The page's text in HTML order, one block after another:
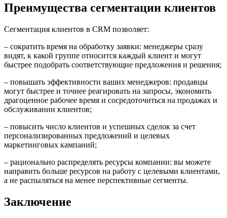
Преимущества сегментации клиентов
Сегментация клиентов в CRM позволяет:
– сократить время на обработку заявки: менеджеры сразу
видят, к какой группе относится каждый клиент и могут
быстрее подобрать соответствующие предложения и решения;
– повышать эффективности ваших менеджеров: продавцы
могут быстрее и точнее реагировать на запросы, экономить
драгоценное рабочее время и сосредоточиться на продажах и
обслуживании клиентов;
– повысить число клиентов и успешных сделок за счет
персонализированных предложений и целевых
маркетинговых кампаний;
– рационально распределять ресурсы компании: вы можете
направить больше ресурсов на работу с целевыми клиентами,
а не распыляться на менее перспективные сегменты.
Заключение